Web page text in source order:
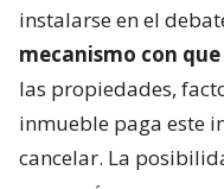
instalarse en el
mecanismo con
las propiedades,
inmueble paga este
cancelar. La